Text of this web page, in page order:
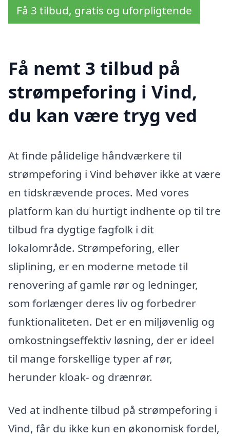
Få 3 tilbud, gratis og uforpligtende
Få nemt 3 tilbud på
strømpeforing i Vind,
du kan være tryg ved
At finde pålidelige håndværkere til
strømpeforing i Vind behøver ikke at være
en tidskrævende proces. Med vores
platform kan du hurtigt indhente op til tre
tilbud fra dygtige fagfolk i dit
lokalområde. Strømpeforing, eller
sliplining, er en moderne metode til
renovering af gamle rør og ledninger,
som forlænger deres liv og forbedrer
funktionaliteten. Det er en miljøvenlig og
omkostningseffektiv løsning, der er ideel
til mange forskellige typer af rør,
herunder kloak- og drænrør.
Ved at indhente tilbud på strømpeforing i
Vind, får du ikke kun en økonomisk fordel,